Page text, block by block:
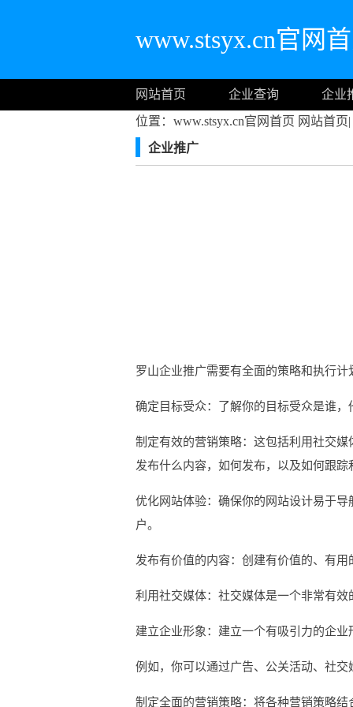
www.stsyx.cn官网
网站首页 企业查询 企业
位置：www.stsyx.cn官网首页 网站首页|
企业推广
罗山企业推广需要有全面的策略和执行计
确定目标受众：了解你的目标受众是谁
制定有效的营销策略：这包括利用社交
发布什么内容，如何发布，以及如何跟踪
优化网站体验：确保你的网站设计易于
户。
发布有价值的内容：创建有价值的、有
利用社交媒体：社交媒体是一个非常有
建立企业形象：建立一个有吸引力的企
例如，你可以通过广告、公关活动、社交
制定全面的营销策略：将各种营销策略